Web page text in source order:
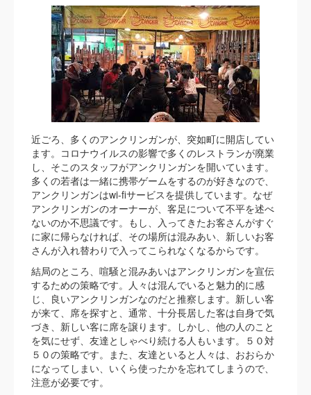
近ごろ、多くのアンクリンガンが、突如町に開店してい
ます。コロナウイルスの影響で多くのレストランが廃業
し、そこのスタッフがアンクリンガンを開いています。
多くの若者は一緒に携帯ゲームをするのが好きなので、
アンクリンガンはwi-fiサービスを提供しています。なぜ
アンクリンガンのオーナーが、客足について不平を述べ
ないのか不思議です。もし、入ってきたお客さんがすぐ
に家に帰らなければ、その場所は混みあい、新しいお客
さんが入れ替わりで入ってこられなくなるからです。
結局のところ、喧騒と混みあいはアンクリンガンを宣伝
するための策略です。人々は混んでいると魅力的に感
じ、良いアンクリンガンなのだと推察します。新しい客
が来て、席を探すと、通常、十分長居した客は自身で気
づき、新しい客に席を譲ります。しかし、他の人のこと
を気にせず、友達としゃべり続ける人もいます。５０対
５０の策略です。また、友達といると人々は、おおらか
になってしまい、いくら使ったかを忘れてしまうので、
注意が必要です。